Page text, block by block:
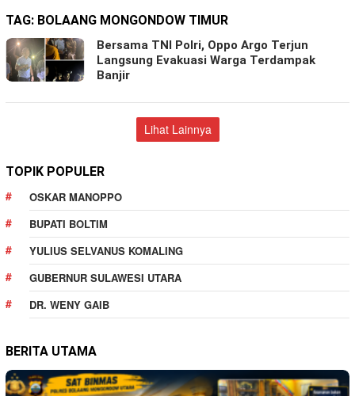
TAG: BOLAANG MONGONDOW TIMUR
Bersama TNI Polri, Oppo Argo Terjun
Langsung Evakuasi Warga Terdampak
Banjir
Lihat Lainnya
TOPIK POPULER
OSKAR MANOPPO
BUPATI BOLTIM
YULIUS SELVANUS KOMALING
GUBERNUR SULAWESI UTARA
DR. WENY GAIB
BERITA UTAMA